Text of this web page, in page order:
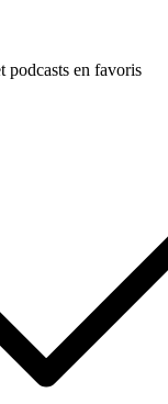
podcasts en favoris